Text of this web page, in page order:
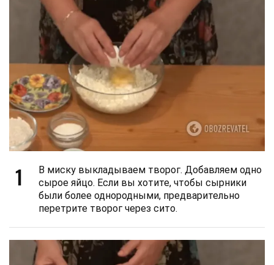
1
В миску выкладываем творог. Добавляем одно
сырое яйцо. Если вы хотите, чтобы сырники
были более однородными, предварительно
перетрите творог через сито.